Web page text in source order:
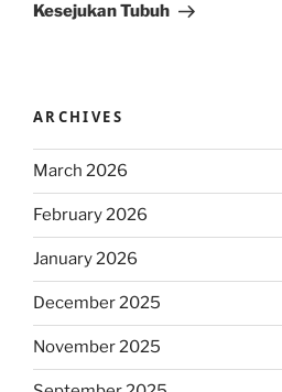
Kesejukan Tubuh
ARCHIVES
March 2026
February 2026
January 2026
December 2025
November 2025